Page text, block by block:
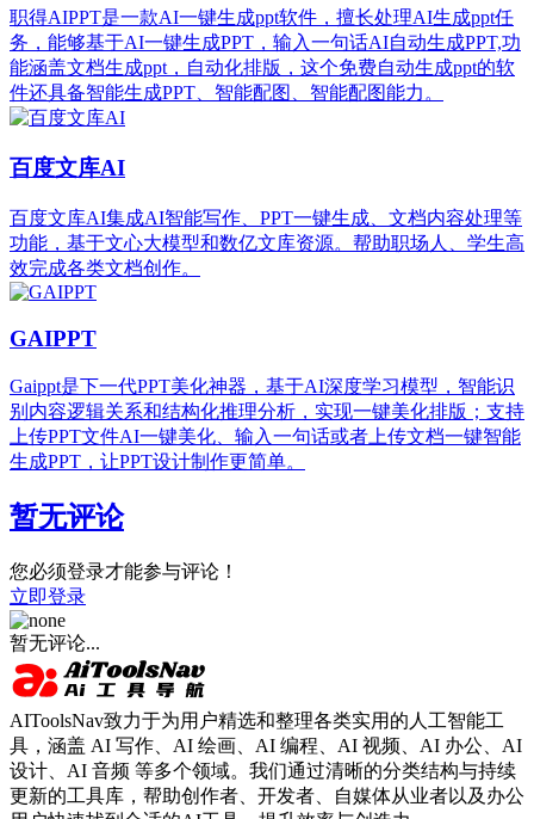
职得AIPPT是一款AI一键生成ppt软件，擅长处理AI生成ppt任
务，能够基于AI一键生成PPT，输入一句话AI自动生成PPT,功
能涵盖文档生成ppt，自动化排版，这个免费自动生成ppt的软
件还具备智能生成PPT、智能配图、智能配图能力。
百度文库AI
百度文库AI集成AI智能写作、PPT一键生成、文档内容处理等
功能，基于文心大模型和数亿文库资源。帮助职场人、学生高
效完成各类文档创作。
GAIPPT
Gaippt是下一代PPT美化神器，基于AI深度学习模型，智能识
别内容逻辑关系和结构化推理分析，实现一键美化排版；支持
上传PPT文件AI一键美化、输入一句话或者上传文档一键智能
生成PPT，让PPT设计制作更简单。
暂无评论
您必须登录才能参与评论！
立即登录
暂无评论...
AIToolsNav致力于为用户精选和整理各类实用的人工智能工
具，涵盖 AI 写作、AI 绘画、AI 编程、AI 视频、AI 办公、AI
设计、AI 音频 等多个领域。我们通过清晰的分类结构与持续
更新的工具库，帮助创作者、开发者、自媒体从业者以及办公